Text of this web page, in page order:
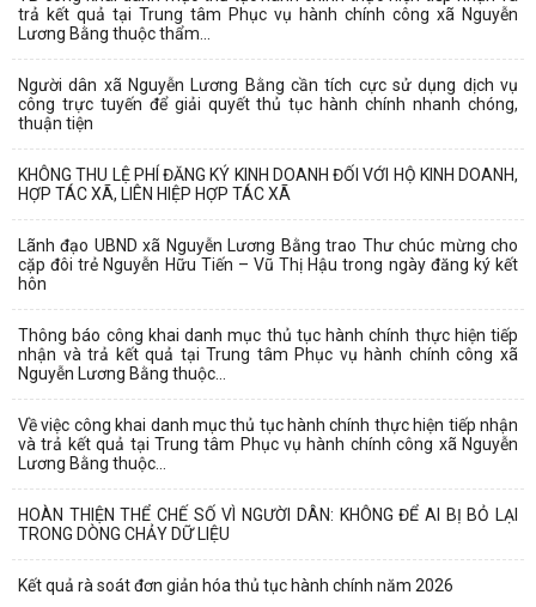
trả kết quả tại Trung tâm Phục vụ hành chính công xã Nguyễn
Lương Bằng thuộc thẩm...
Người dân xã Nguyễn Lương Bằng cần tích cực sử dụng dịch vụ
công trực tuyến để giải quyết thủ tục hành chính nhanh chóng,
thuận tiện
KHÔNG THU LỆ PHÍ ĐĂNG KÝ KINH DOANH ĐỐI VỚI HỘ KINH DOANH,
HỢP TÁC XÃ, LIÊN HIỆP HỢP TÁC XÃ
Lãnh đạo UBND xã Nguyễn Lương Bằng trao Thư chúc mừng cho
cặp đôi trẻ Nguyễn Hữu Tiến – Vũ Thị Hậu trong ngày đăng ký kết
hôn
Thông báo công khai danh mục thủ tục hành chính thực hiện tiếp
nhận và trả kết quả tại Trung tâm Phục vụ hành chính công xã
Nguyễn Lương Bằng thuộc...
Về việc công khai danh mục thủ tục hành chính thực hiện tiếp nhận
và trả kết quả tại Trung tâm Phục vụ hành chính công xã Nguyễn
Lương Bằng thuộc...
HOÀN THIỆN THỂ CHẾ SỐ VÌ NGƯỜI DÂN: KHÔNG ĐỂ AI BỊ BỎ LẠI
TRONG DÒNG CHẢY DỮ LIỆU
Kết quả rà soát đơn giản hóa thủ tục hành chính năm 2026